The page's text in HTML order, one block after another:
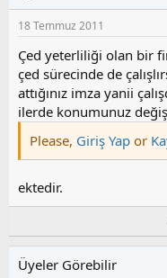
18 Temmuz 2011
Çed yeterliliği olan bir
çed sürecinde de
attığınız imza yanii
ilerde konumunuz
Please, Giriş Yap or
ektedir.
Üyeler Görebilir